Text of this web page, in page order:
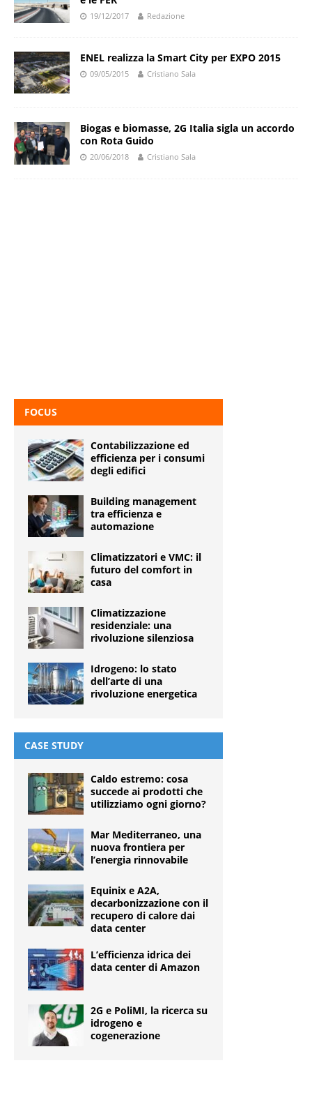
19/12/2017 Redazione
ENEL realizza la Smart City per EXPO 2015
09/05/2015 Cristiano Sala
Biogas e biomasse, 2G Italia sigla un accordo
con Rota Guido
20/06/2018 Cristiano Sala
FOCUS
Contabilizzazione ed
efficienza per i consumi
degli edifici
Building management
tra efficienza e
automazione
Climatizzatori e VMC: il
futuro del comfort in
casa
Climatizzazione
residenziale: una
rivoluzione silenziosa
Idrogeno: lo stato
dell’arte di una
rivoluzione energetica
CASE STUDY
Caldo estremo: cosa
succede ai prodotti che
utilizziamo ogni giorno?
Mar Mediterraneo, una
nuova frontiera per
l’energia rinnovabile
Equinix e A2A,
decarbonizzazione con il
recupero di calore dai
data center
L’efficienza idrica dei
data center di Amazon
2G e PoliMI, la ricerca su
idrogeno e
cogenerazione